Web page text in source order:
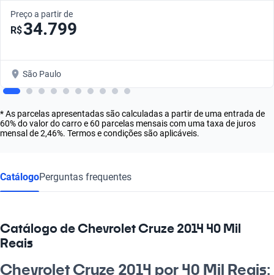
Preço a partir de
R$34.799
São Paulo
* As parcelas apresentadas são calculadas a partir de uma entrada de
60% do valor do carro e 60 parcelas mensais com uma taxa de juros
mensal de 2,46%. Termos e condições são aplicáveis.
CatálogoPerguntas frequentes
Catálogo de Chevrolet Cruze 2014 40 Mil
Reais
Chevrolet Cruze 2014 por 40 Mil Reais: